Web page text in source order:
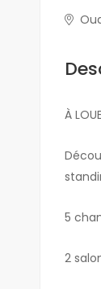
À
5
2